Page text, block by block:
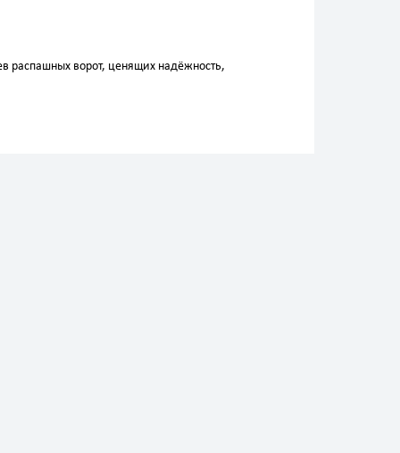
распашных ворот, ценящих надёжность,